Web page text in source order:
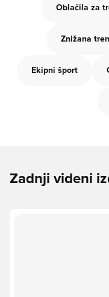
Oblačila za
Znižana
Ekipni šport
Zadnji videni